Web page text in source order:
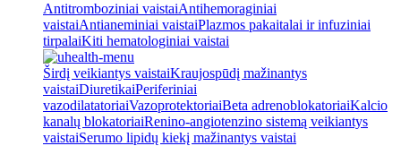
Antitromboziniai vaistaiAntihemoraginiai
vaistaiAntianeminiai vaistaiPlazmos pakaitalai ir infuziniai
tirpalaiKiti hematologiniai vaistai
Širdį veikiantys vaistaiKraujospūdį mažinantys
vaistaiDiuretikaiPeriferiniai
vazodilatatoriaiVazoprotektoriaiBeta adrenoblokatoriaiKalcio
kanalų blokatoriaiRenino-angiotenzino sistemą veikiantys
vaistaiSerumo lipidų kiekį mažinantys vaistai